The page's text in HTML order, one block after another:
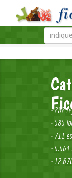
• 282
• 585
• 711
• 6.664
•